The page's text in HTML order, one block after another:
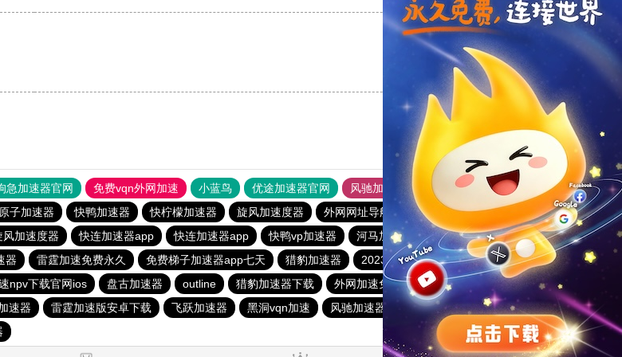
支持
急加速器官网 免费vqn外网加速 小蓝鸟 优途加速器官网 风驰加速器
旋风加速器
原子加速器 快鸭加速器 快柠檬加速器 旋风加速度器 外网网址导航 软件中心 雷霆加速
狂飙加速器
风加速度器 快连加速器app 快连加速器app 快鸭vp加速器 河马加速下载 快鸭加速器
旋风vqn官网
器 雷霆加速免费永久 免费梯子加速器app七天 猎豹加速器 2023免费加速神器
小蓝鸟特推加速器
npv下载官网ios 盘古加速器 outline 猎豹加速器下载 外网加速免费软件 飞机加速器
老王vn加速器
速器 雷霆加速版安卓下载 飞跃加速器 黑洞vqn加速 风驰加速器 twitter加速器
快联加速器